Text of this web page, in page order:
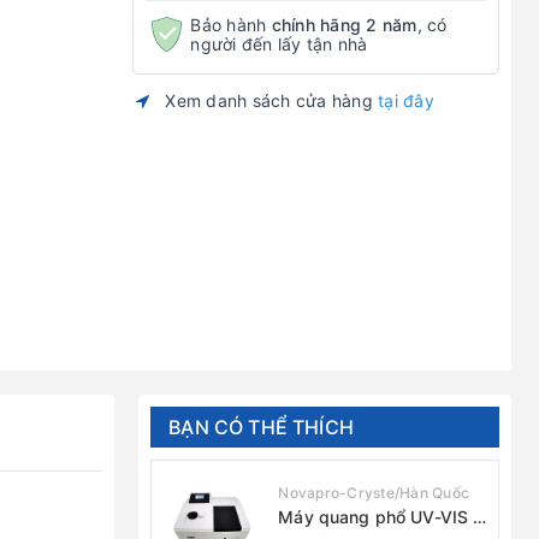
Bảo hành chính hãng 2 năm, có
người đến lấy tận nhà
Xem danh sách cửa hàng tại đây
BẠN CÓ THỂ THÍCH
Novapro-Cryste/Hàn Quốc
Máy quang phổ UV-VIS 1